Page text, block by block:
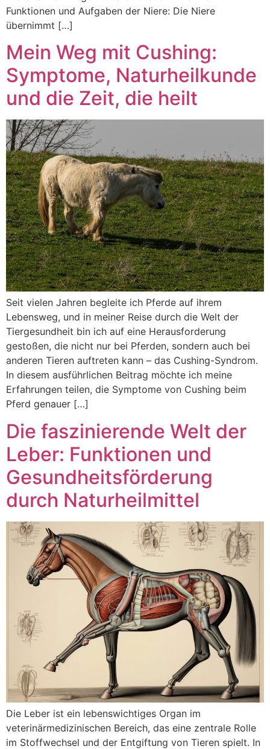
Funktionen und Aufgaben der Niere: Die Niere
übernimmt […]
Mein Weg mit Cushing:
Symptome, Naturheilkunde
und die Zeit, die heilt
Seit vielen Jahren begleite ich Pferde auf ihrem
Lebensweg, und in meiner Reise durch die Welt der
Tiergesundheit bin ich auf eine Herausforderung
gestoßen, die nicht nur bei Pferden, sondern auch bei
anderen Tieren auftreten kann – das Cushing-Syndrom.
In diesem ausführlichen Beitrag möchte ich meine
Erfahrungen teilen, die Symptome von Cushing beim
Pferd genauer […]
Die faszinierende Welt der
Leber: Funktionen und
Gesundheitsförderung
durch Naturheilmittel
Die Leber ist ein lebenswichtiges Organ im
veterinärmedizinischen Bereich, das eine zentrale Rolle
im Stoffwechsel und der Entgiftung von Tieren spielt. In